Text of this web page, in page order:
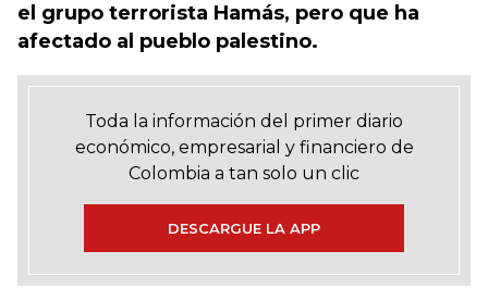
el grupo terrorista Hamás, pero que ha
afectado al pueblo palestino.
Toda la información del primer diario
económico, empresarial y financiero de
Colombia a tan solo un clic
DESCARGUE LA APP